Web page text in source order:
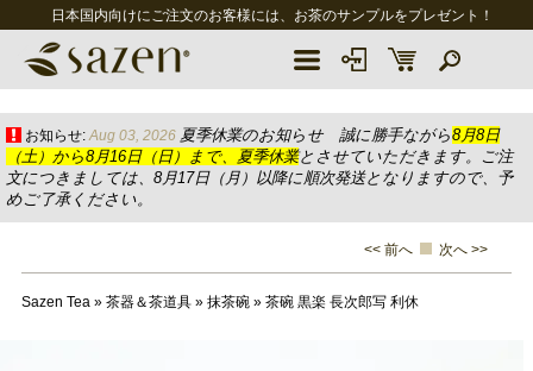
日本国内向けにご注文のお客様には、お茶のサンプルをプレゼント！
お知らせ: Aug 03, 2026 夏季休業のお知らせ 誠に勝手ながら8月8日
（土）から8月16日（日）まで、夏季休業とさせていただきます。ご注
文につきましては、8月17日（月）以降に順次発送となりますので、予
めご了承ください。
<< 前へ 次へ >>
Sazen Tea» 茶器＆茶道具» 抹茶碗» 茶碗 黒楽 長次郎写 利休